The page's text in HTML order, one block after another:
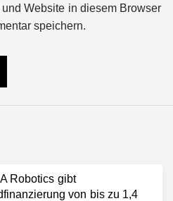
Website in diesem Browser
speichern.
Robotics gibt
von bis zu 1,4